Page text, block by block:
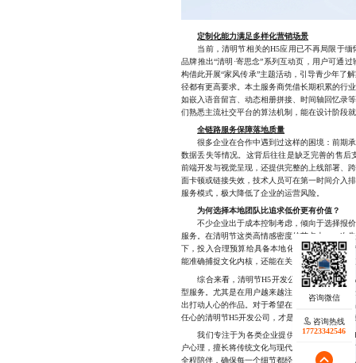
定制化能力满足多样化营销场景
当前，清明节相关的H5应用已不再局限于缅
品牌推出“清明·寄思念”系列互动页，用户可通
构借此开展“家风传承”主题活动，引导青少年了
径都有更高要求。本土服务商凭借长期积累的行
如嵌入语音留言、动态相册拼接、时间轴回忆录
们熟悉主流社交平台的算法机制，能在设计阶段
全链路服务保障落地质量
很多企业在合作中遇到过这样的困境：前期承
数据丢失等情况。这背后往往是缺乏完善的售
前端开发与视觉呈现，还提供完整的上线部署、
面卡顿或链接失效，技术人员可在第一时间介入
服务模式，极大降低了企业的运营风险。
为何选择本地团队比追求低价更有价值？
不少企业出于成本控制考虑，倾向于选择报价
服务。在清明节这类高情感密度的节点上，一次
下，投入合理预算给具备本地化服务能力的清
能准确捕捉文化内核，还能在关键时刻提供及时
综合来看，清明节H5开发公司的核心价值已
型服务。尤其是在用户越来越注重情感连接与体
出打动人心的作品。对于希望在清明节期间实现
任心的清明节H5开发公司，才是赢得市场与用户
我们专注于为各类企业提供高品质的清明节
户心理，擅长将传统文化与现代交互技术融合，
全程陪伴，确保每一个细节都经得起推敲，联系电
咨询热线
17723342546
咨询热线
17723342546